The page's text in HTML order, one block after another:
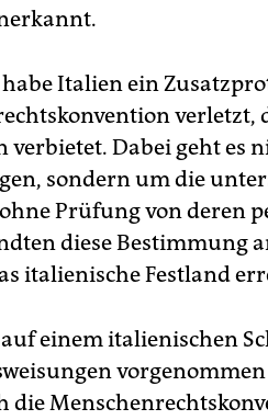
Italien ein
verletzt,
verbietet. Dabei geht es
sondern um die
Prüfung von deren
diese Bestimmung
italienische Festland
einem italienischen
die